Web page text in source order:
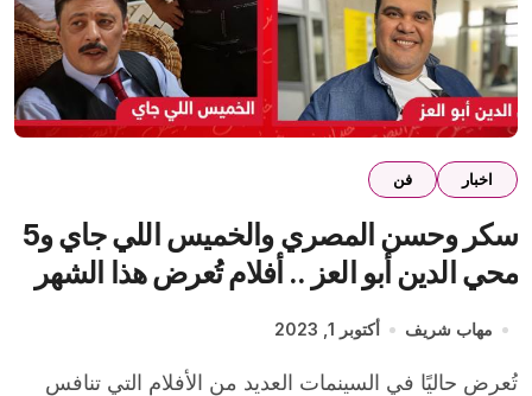
اخبار فن
سكر وحسن المصري والخميس اللي جاي و5
محي الدين أبو العز .. أفلام تُعرض هذا الشهر
مهاب شريف أكتوبر 1, 2023
تُعرض حاليًا في السينمات العديد من الأفلام التي تنافس